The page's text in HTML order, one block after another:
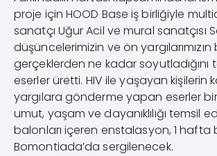
proje için HOOD Base iş birliğiyle
sanatçı Uğur Acil ve mural sanatçısı
düşüncelerimizin ve ön yargılarımızın
gerçeklerden ne kadar soyutladığını
eserler üretti. HIV ile yaşayan kişilerin
yargılara gönderme yapan eserler
umut, yaşam ve dayanıklılığı temsil
balonları içeren enstalasyon, 1 hafta
Bomontiada’da sergilenecek.